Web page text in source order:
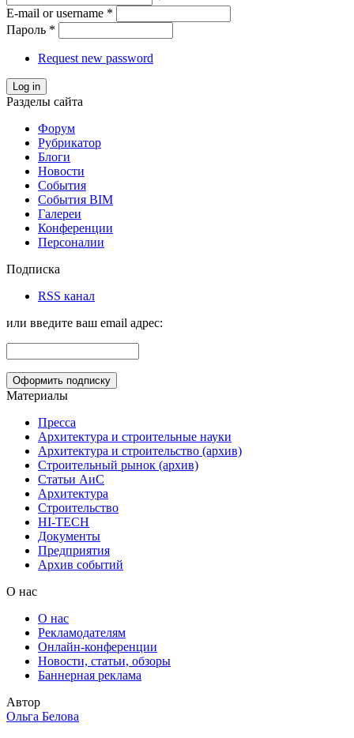
E-mail or username *
Пароль *
Request new password
Log in
Разделы сайта
Форум
Рубрикатор
Блоги
Новости
События
События BIM
Галереи
Конференции
Персоналии
Подписка
RSS канал
или введите ваш email адрес:
Материалы
Пресса
Архитектура и строительные науки
Архитектура и строительство (архив)
Строительный рынок (архив)
Статьи АиС
Архитектура
Строительство
HI-TECH
Документы
Предприятия
Архив событий
О нас
О нас
Рекламодателям
Онлайн-конференции
Новости, статьи, обзоры
Баннерная реклама
Автор
Ольга Белова